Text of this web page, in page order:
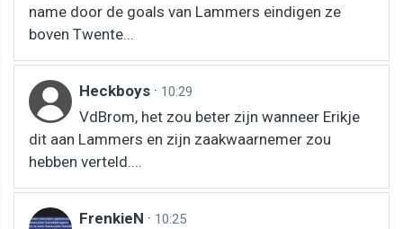
name door de goals van Lammers eindigen ze
boven Twente...
Heckboys · 10:29
VdBrom, het zou beter zijn wanneer Erikje
dit aan Lammers en zijn zaakwaarnemer zou
hebben verteld....
FrenkieN · 10:25